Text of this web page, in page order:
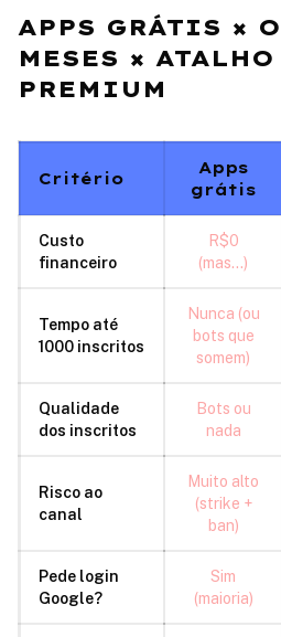
APPS GRÁTIS ×
MESES × ATALHO
PREMIUM
Critério
Apps
grátis
Custo
financeiro
R$0
(mas...)
Tempo até
1000 inscritos
Nunca (ou
bots que
somem)
Qualidade
dos inscritos
Bots ou
nada
Risco ao
canal
Muito alto
(strike +
ban)
Pede login
Google?
Sim
(maioria)